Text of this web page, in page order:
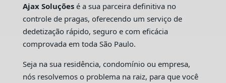
Ajax Soluçõesé a sua parceira definitiva no
controle de pragas, oferecendo um serviço de
dedetização rápido, seguro e com eficácia
comprovada em toda São Paulo.
Seja na sua residência, condomínio ou empresa,
nós resolvemos o problema na raiz, para que você